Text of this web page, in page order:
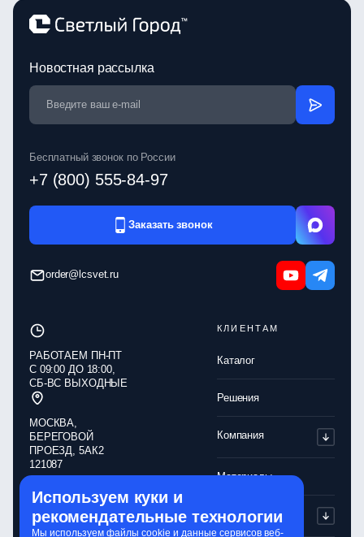
Новостная рассылка
Бесплатный звонок по России
+7 (800) 555-84-97
Заказать звонок
order@lcsvet.ru
КЛИЕНТАМ
Каталог
Решения
Компания
Материалы
Партнерам
РАБОТАЕМ ПН‑ПТ
С 09:00 ДО 18:00,
СБ‑ВС ВЫХОДНЫЕ
МОСКВА,
БЕРЕГОВОЙ
ПРОЕЗД, 5АК2
121087
Обработка
персональных
данных
Используем куки и
рекомендательные технологии
Мы используем файлы cookie и данные сервисов веб-